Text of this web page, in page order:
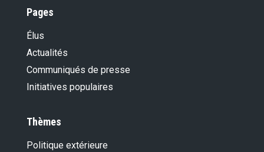
Pages
Élus
Actualités
Communiqués de presse
Initiatives populaires
Thèmes
Politique extérieure